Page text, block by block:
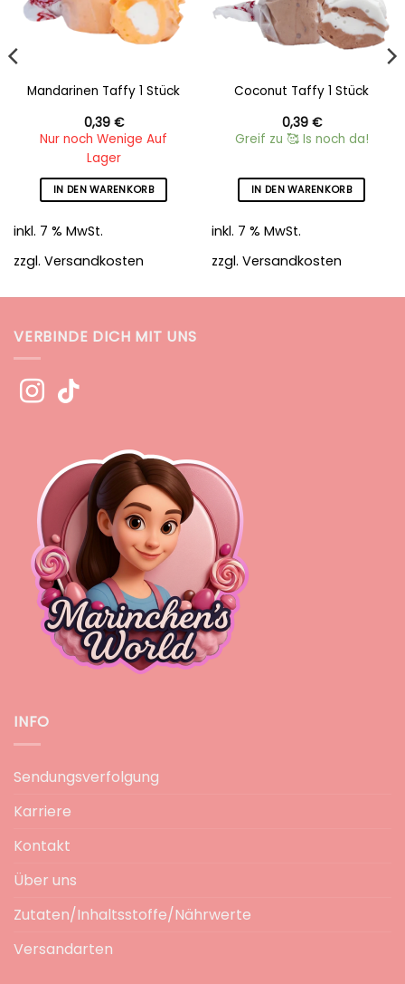
Mandarinen Taffy 1 Stück
0,39 €
Nur noch Wenige Auf
Lager
IN DEN WARENKORB
inkl. 7 % MwSt.
zzgl. Versandkosten
Coconut Taffy 1 Stück
0,39 €
Greif zu 🥰 Is noch da!
IN DEN WARENKORB
inkl. 7 % MwSt.
zzgl. Versandkosten
VERBINDE DICH MIT UNS
INFO
Sendungsverfolgung
Karriere
Kontakt
Über uns
Zutaten/Inhaltsstoffe/Nährwerte
Versandarten